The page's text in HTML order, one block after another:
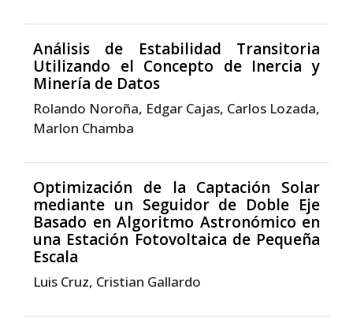
Análisis de Estabilidad Transitoria
Utilizando el Concepto de Inercia y
Minería de Datos
Rolando Noroña, Edgar Cajas, Carlos Lozada,
Marlon Chamba
Optimización de la Captación Solar
mediante un Seguidor de Doble Eje
Basado en Algoritmo Astronómico en
una Estación Fotovoltaica de Pequeña
Escala
Luis Cruz, Cristian Gallardo